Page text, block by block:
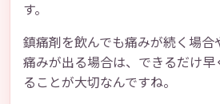
す。
鎮痛剤を飲んでも痛みが続く場合
痛みが出る場合は、できるだけ
ることが大切なんですね。